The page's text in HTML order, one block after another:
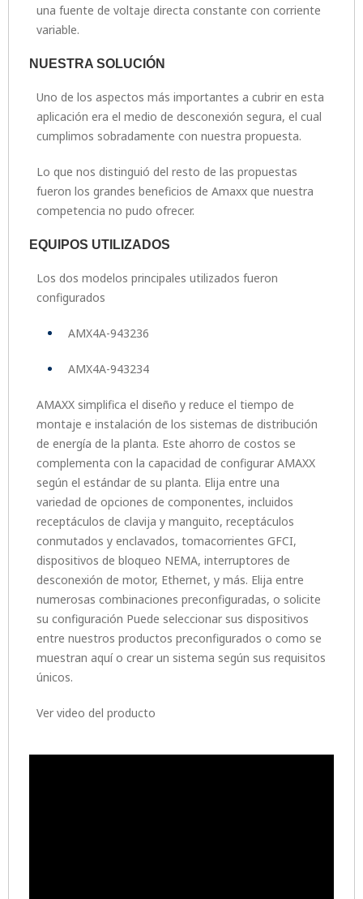
una fuente de voltaje directa constante con corriente
variable.
NUESTRA SOLUCIÓN
Uno de los aspectos más importantes a cubrir en esta
aplicación era el medio de desconexión segura, el cual
cumplimos sobradamente con nuestra propuesta.
Lo que nos distinguió del resto de las propuestas
fueron los grandes beneficios de Amaxx que nuestra
competencia no pudo ofrecer.
EQUIPOS UTILIZADOS
Los dos modelos principales utilizados fueron
configurados
AMX4A-943236
AMX4A-943234
AMAXX simplifica el diseño y reduce el tiempo de
montaje e instalación de los sistemas de distribución
de energía de la planta. Este ahorro de costos se
complementa con la capacidad de configurar AMAXX
según el estándar de su planta. Elija entre una
variedad de opciones de componentes, incluidos
receptáculos de clavija y manguito, receptáculos
conmutados y enclavados, tomacorrientes GFCI,
dispositivos de bloqueo NEMA, interruptores de
desconexión de motor, Ethernet, y más. Elija entre
numerosas combinaciones preconfiguradas, o solicite
su configuración Puede seleccionar sus dispositivos
entre nuestros productos preconfigurados o como se
muestran aquí o crear un sistema según sus requisitos
únicos.
Ver video del producto